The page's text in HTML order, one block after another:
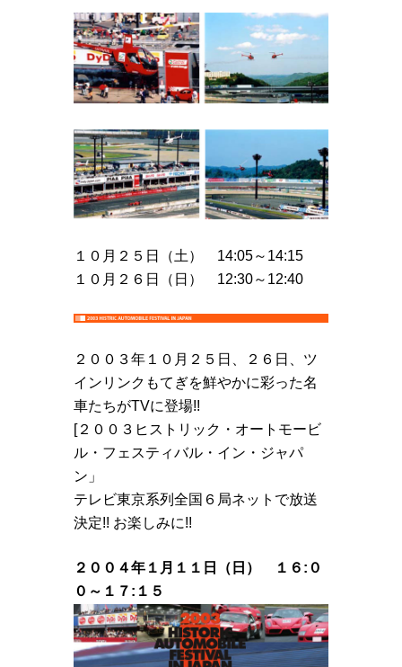
１０月２５日（土） 14:05～14:15
１０月２６日（日） 12:30～12:40
２００３年１０月２５日、２６日、ツ
インリンクもてぎを鮮やかに彩った名
車たちがTVに登場!!
[２００３ヒストリック・オートモービ
ル・フェスティバル・イン・ジャパ
ン」
テレビ東京系列全国６局ネットで放送
決定!! お楽しみに!!
２００４年１月１１日（日） １６:０
０～１７:１５